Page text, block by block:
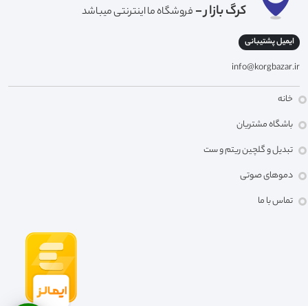
کرگ بازار - فروشگاه ما اینترنتی میباشد
ایمیل پشتیبانی
info@korgbazar.ir
خانه
باشگاه مشتریان
تبدیل و گلچین ریتم و ست
دموهای صوتی
تماس با ما